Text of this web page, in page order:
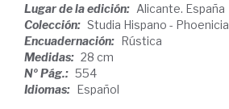
Lugar de la edición: Alicante. España
Colección: Studia Hispano - Phoenicia
Encuadernación: Rústica
Medidas: 28 cm
Nº Pág.: 554
Idiomas: Español